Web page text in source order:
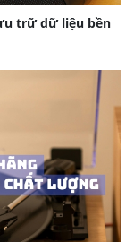
trữ dữ liệu bền